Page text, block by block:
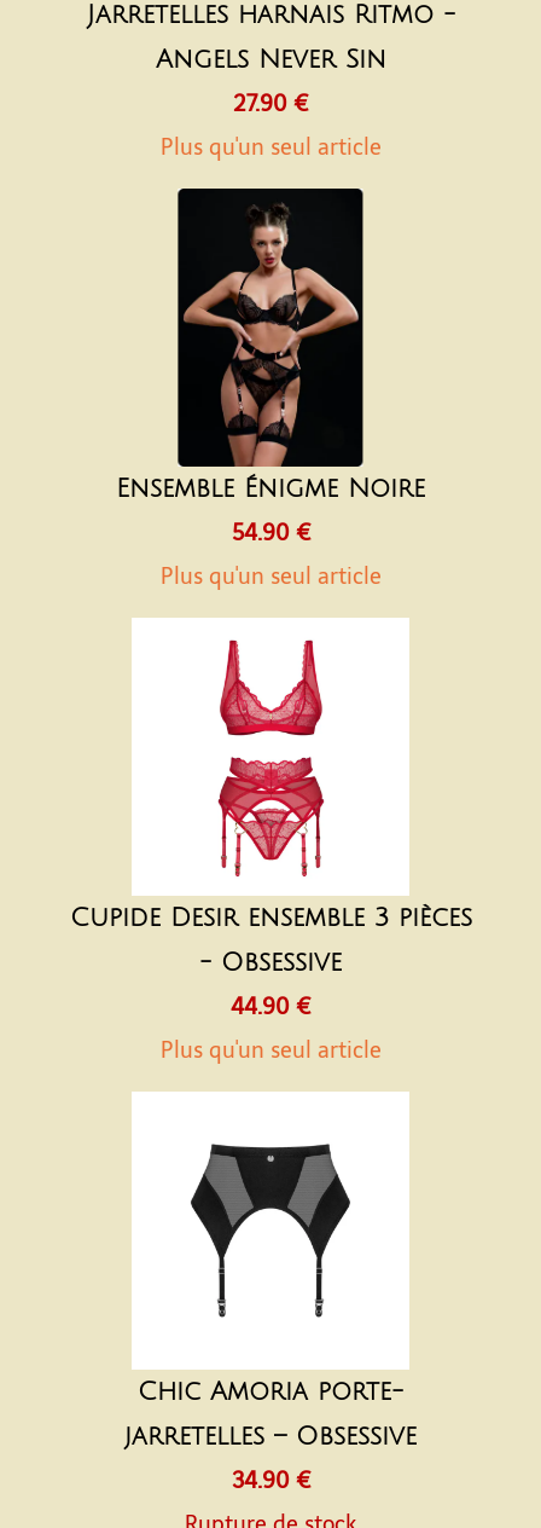
Jarretelles harnais Ritmo -
Angels Never Sin
27.90 €
Plus qu'un seul article
Ensemble Énigme Noire
54.90 €
Plus qu'un seul article
Cupide Desir ensemble 3 pièces
- Obsessive
44.90 €
Plus qu'un seul article
Chic Amoria porte-
jarretelles – Obsessive
34.90 €